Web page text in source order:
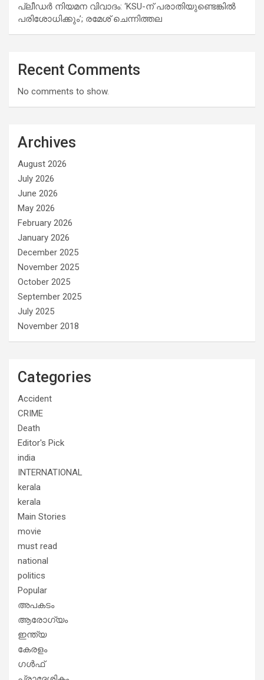
പ്ലീഡർ നിയമന വിവാദം: ‘KSU-ന് പരാതിയുണ്ടെങ്കിൽ
പരിശോധിക്കും’; രമേശ് ചെന്നിത്തല
Recent Comments
No comments to show.
Archives
August 2026
July 2026
June 2026
May 2026
February 2026
January 2026
December 2025
November 2025
October 2025
September 2025
July 2025
November 2018
Categories
Accident
CRIME
Death
Editor's Pick
india
INTERNATIONAL
kerala
kerala
Main Stories
movie
must read
national
politics
Popular
അപകടം
ആരോഗ്യം
ഇന്ത്യ
കേരളം
ഗൾഫ്